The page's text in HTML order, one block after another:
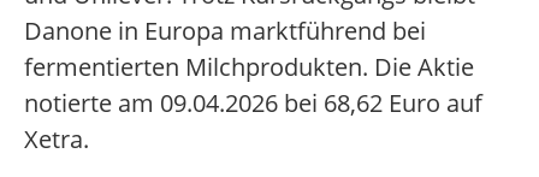
Danone in Europa marktführend bei
fermentierten Milchprodukten. Die Aktie
notierte am 09.04.2026 bei 68,62 Euro auf
Xetra.